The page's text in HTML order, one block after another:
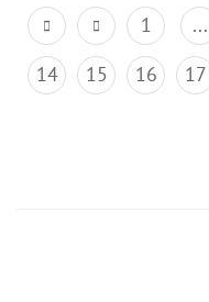
1 ...
14
15 16 17